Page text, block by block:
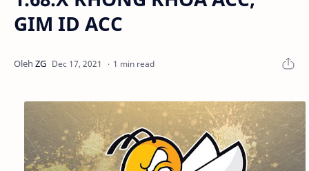
GIM ID ACC
1 min read